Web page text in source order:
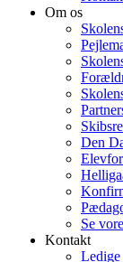
Om os
Den
Se
Kontakt
Ledige